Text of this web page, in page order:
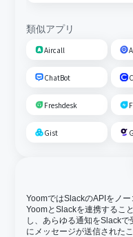
類似アプリ
Aircall
ChatBot
Freshdesk
Gist
YoomではSlackのAPIをノー
YoomとSlackを連携するこ
し、あらゆる通知をSlack
にメッセージが送信された